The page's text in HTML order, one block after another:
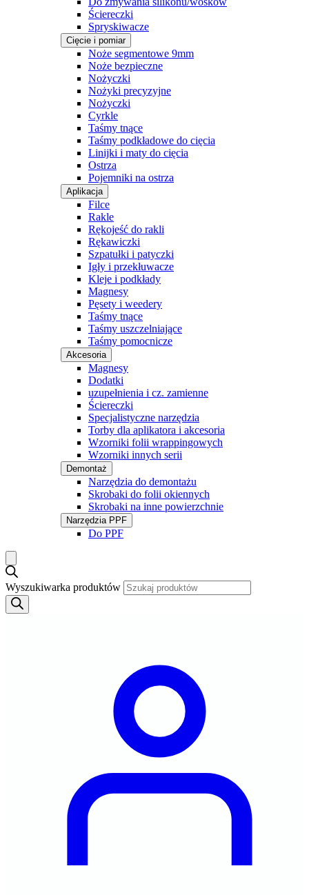
Ściereczki
Spryskiwacze
Cięcie i pomiar
Noże segmentowe 9mm
Noże bezpieczne
Nożyczki
Nożyki precyzyjne
Nożyczki
Cyrkle
Taśmy tnące
Taśmy podkładowe do cięcia
Linijki i maty do cięcia
Ostrza
Pojemniki na ostrza
Aplikacja
Filce
Rakle
Rękojeść do rakli
Rękawiczki
Szpatułki i patyczki
Igły i przekłuwacze
Kleje i podkłady
Magnesy
Pęsety i weedery
Taśmy tnące
Taśmy uszczelniające
Taśmy pomocnicze
Akcesoria
Magnesy
Dodatki
uzupełnienia i cz. zamienne
Ściereczki
Specjalistyczne narzędzia
Torby dla aplikatora i akcesoria
Wzorniki folii wrappingowych
Wzorniki innych serii
Demontaż
Narzędzia do demontażu
Skrobaki do folii okiennych
Skrobaki na inne powierzchnie
Narzędzia PPF
Do PPF
Wyszukiwarka produktów